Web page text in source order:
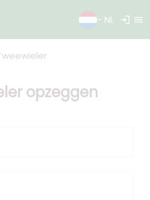
- NL login menu
opzeggen